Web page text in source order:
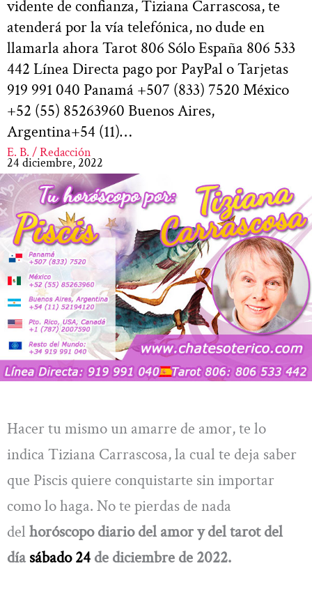
vidente de confianza, Tiziana Carrascosa, te
atenderá por la vía telefónica, no dude en
llamarla ahora Tarot 806 Sólo España 806 533
442 Línea Directa pago por PayPal o Tarjetas
919 991 040 Panamá +507 (833) 7520 México
+52 (55) 85263960 Buenos Aires,
Argentina+54 (11)…
E. B. / Redacción
24 diciembre, 2022
Hacer tu mismo un amarre de amor, te lo
indica Tiziana Carrascosa, la cual te deja saber
que Piscis quiere conquistarte sin importar
como lo haga. No te pierdas de nada
del horóscopo diario del amor y del tarot del
díasábado 24 de diciembre de 2022.